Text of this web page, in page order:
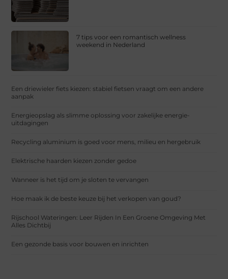
7 tips voor een romantisch wellness
weekend in Nederland
Een driewieler fiets kiezen: stabiel fietsen vraagt om een andere
aanpak
Energieopslag als slimme oplossing voor zakelijke energie-
uitdagingen
Recycling aluminium is goed voor mens, milieu en hergebruik
Elektrische haarden kiezen zonder gedoe
Wanneer is het tijd om je sloten te vervangen
Hoe maak ik de beste keuze bij het verkopen van goud?
Rijschool Wateringen: Leer Rijden In Een Groene Omgeving Met
Alles Dichtbij
Een gezonde basis voor bouwen en inrichten